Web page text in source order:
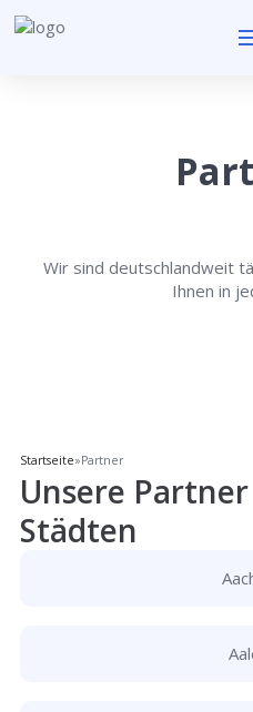
Wir sind deutschlandweit
Ihnen in
Startseite»Partner
Unsere
Städten